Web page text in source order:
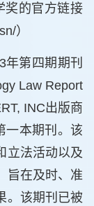
奖的官方链接
）
年第四期期刊
Law Report
INC出版商
一本期刊。该
立法活动以及
旨在及时、准
。该期刊已被